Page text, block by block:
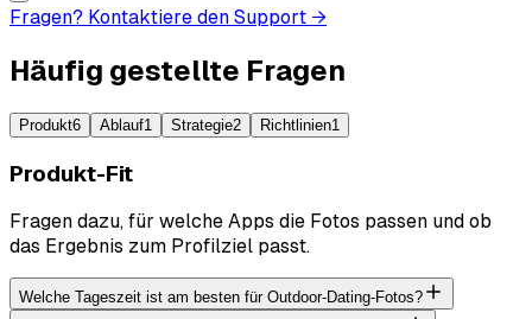
Fragen? Kontaktiere den Support →
Häufig gestellte Fragen
Produkt6 Ablauf1 Strategie2 Richtlinien1
Produkt-Fit
Fragen dazu, für welche Apps die Fotos passen und ob
das Ergebnis zum Profilziel passt.
Welche Tageszeit ist am besten für Outdoor-Dating-Fotos?